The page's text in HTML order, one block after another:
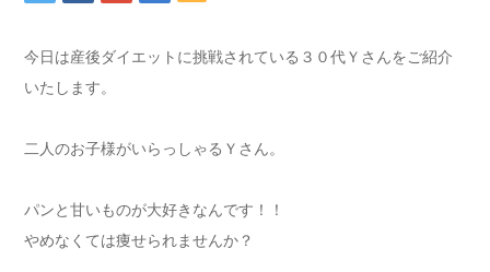
今日は産後ダイエットに挑戦されている３０代Ｙさんをご紹介
いたします。
二人のお子様がいらっしゃるＹさん。
パンと甘いものが大好きなんです！！
やめなくては痩せられませんか？